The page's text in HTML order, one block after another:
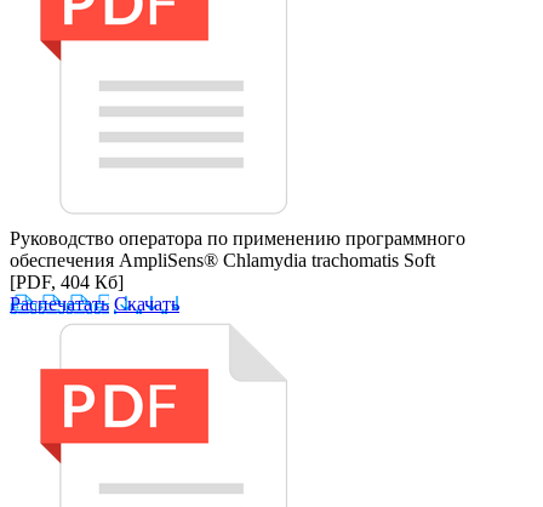
Руководство оператора по применению программного
обеспечения AmpliSens® Chlamydia trachomatis Soft
[PDF, 404 Кб]
Распечатать Скачать